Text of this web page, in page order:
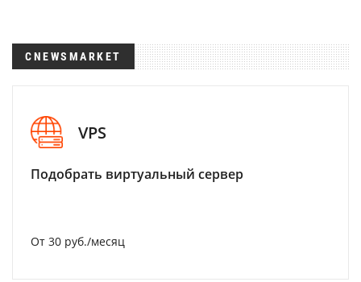
CNEWSMARKET
VPS
Подобрать виртуальный сервер
От 30 руб./месяц